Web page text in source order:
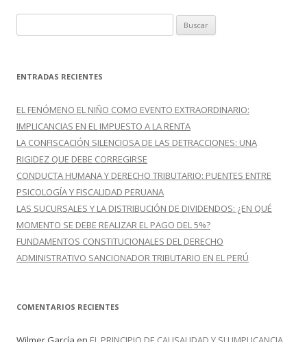
u
c
r
:
ENTRADAS RECIENTES
EL FENÓMENO EL NIÑO COMO EVENTO EXTRAORDINARIO:
IMPLICANCIAS EN EL IMPUESTO A LA RENTA
LA CONFISCACIÓN SILENCIOSA DE LAS DETRACCIONES: UNA
RIGIDEZ QUE DEBE CORREGIRSE
CONDUCTA HUMANA Y DERECHO TRIBUTARIO: PUENTES ENTRE
PSICOLOGÍA Y FISCALIDAD PERUANA
LAS SUCURSALES Y LA DISTRIBUCIÓN DE DIVIDENDOS: ¿EN QUÉ
MOMENTO SE DEBE REALIZAR EL PAGO DEL 5%?
FUNDAMENTOS CONSTITUCIONALES DEL DERECHO
ADMINISTRATIVO SANCIONADOR TRIBUTARIO EN EL PERÚ
COMENTARIOS RECIENTES